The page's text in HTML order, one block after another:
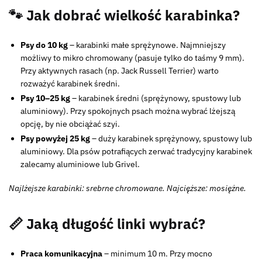
🐾 Jak dobrać wielkość karabinka?
Psy do 10 kg– karabinki małe sprężynowe. Najmniejszy
możliwy to mikro chromowany (pasuje tylko do taśmy 9 mm).
Przy aktywnych rasach (np. Jack Russell Terrier) warto
rozważyć karabinek średni.
Psy 10–25 kg– karabinek średni (sprężynowy, spustowy lub
aluminiowy). Przy spokojnych psach można wybrać lżejszą
opcję, by nie obciążać szyi.
Psy powyżej 25 kg– duży karabinek sprężynowy, spustowy lub
aluminiowy. Dla psów potrafiących zerwać tradycyjny karabinek
zalecamy aluminiowe lub Grivel.
Najlżejsze karabinki: srebrne chromowane. Najcięższe: mosiężne.
📏 Jaką długość linki wybrać?
Praca komunikacyjna– minimum 10 m. Przy mocno